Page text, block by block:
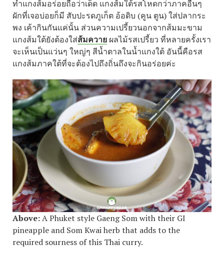
ทำแกงส้มอร่อยถือว่าเด็ด แกงส้มใต้รสโหดกว่าภาคอื่นๆ
ผักที่เจอบ่อยก็มี สับปะรดภูเก็ต อ้อดิบ (คูน ตูน)ใส่ปลากระ
พง เค้ากินกันแค่นั้น ส่วนความเปรี้ยวนอกจากส้มมะขาม
แกงส้มใต้ยังต้องใส่ส้มควาย ผลไม้รสเปรี้ยว ที่หลายครั้งเรา
จะเห็นเป็นแว่นๆ ใหญ่ๆ สีน้ำตาลในน้ำแกงใต้ อันนี้คือรส
แกงส้มภาคใต้ที่จะต้องไปถึงถิ่นถึงจะกินอร่อยค่ะ
Above:A Phuket style Gaeng Som with their GI
pineapple and Som Kwai herb that adds to the
required sourness of this Thai curry.